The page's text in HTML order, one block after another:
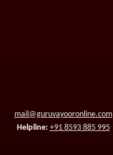
mail@guruvayooronline.com
Helpline: +91 8593 885 995